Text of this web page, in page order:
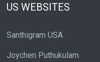
US WEBSITES
Santhigram USA
Joychen Puthukulam